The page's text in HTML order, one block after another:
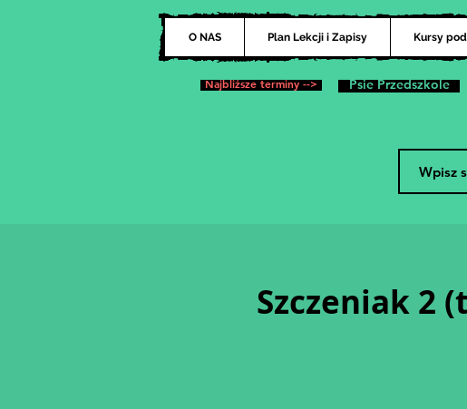
O NAS Plan Lekcji i Zapisy Kursy
Najbliższe terminy --> Psie Przedszkole
Szczeniak 2